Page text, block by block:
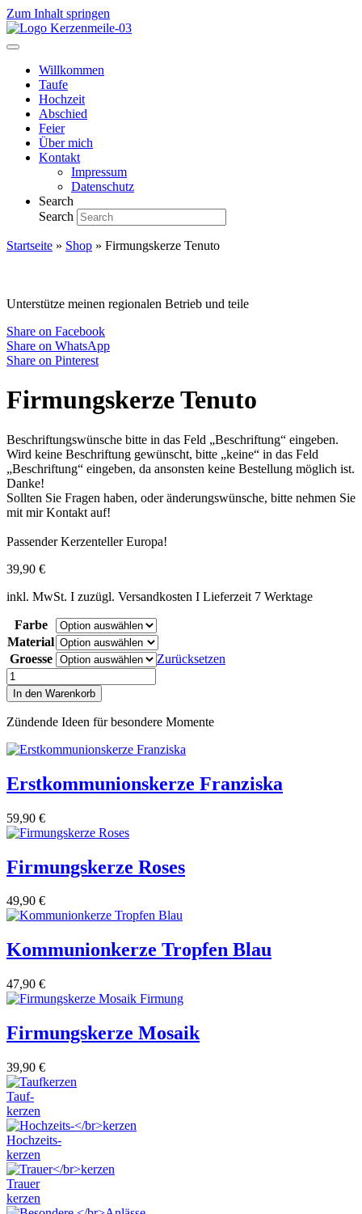
Zum Inhalt springen
Willkommen
Taufe
Hochzeit
Abschied
Feier
Über mich
Kontakt
Impressum
Datenschutz
Search
Search
Startseite » Shop » Firmungskerze Tenuto
Unterstütze meinen regionalen Betrieb und teile
Share on Facebook
Share on WhatsApp
Share on Pinterest
Firmungskerze Tenuto
Beschriftungswünsche bitte in das Feld „Beschriftung“ eingeben.
Wird keine Beschriftung gewünscht, bitte „keine“ in das Feld
„Beschriftung“ eingeben, da ansonsten keine Bestellung möglich ist.
Danke!
Sollten Sie Fragen haben, oder änderungswünsche, bitte nehmen Sie
mit mir Kontakt auf!
Passender Kerzenteller Europa!
39,90 €
inkl. MwSt. I zuzügl. Versandkosten I Lieferzeit 7 Werktage
Farbe
Material
Groesse
Zurücksetzen
Firmungskerze
Tenuto
Menge
In den Warenkorb
Zündende Ideen für besondere Momente
Erstkommunionskerze Franziska
59,90 €
Firmungskerze Roses
49,90 €
Kommunionkerze Tropfen Blau
47,90 €
Firmungskerze Mosaik
39,90 €
Tauf-
kerzen
Hochzeits-
kerzen
Trauer
kerzen